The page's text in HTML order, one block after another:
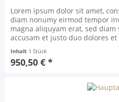
Lorem ipsum dolor sit amet,
diam nonumy eirmod tempor
magna aliquyam erat, sed
accusam et justo duo dolores
sit amet. Lorem ipsum dolor sit
elitr, sed diam nonumy eirmod...
Inhalt 1 Stück
950,50 € *